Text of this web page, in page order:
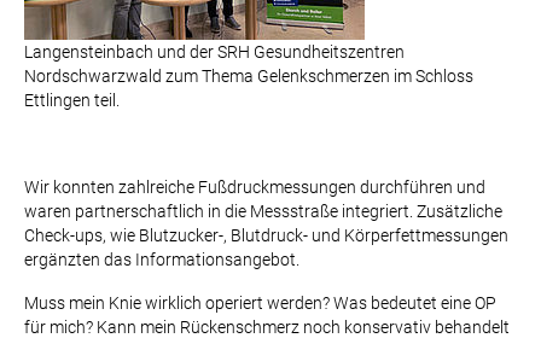
Langensteinbach und der SRH Gesundheitszentren
Nordschwarzwald zum Thema Gelenkschmerzen im Schloss
Ettlingen teil.
Wir konnten zahlreiche Fußdruckmessungen durchführen und
waren partnerschaftlich in die Messstraße integriert. Zusätzliche
Check-ups, wie Blutzucker-, Blutdruck- und Körperfettmessungen
ergänzten das Informationsangebot.
Muss mein Knie wirklich operiert werden? Was bedeutet eine OP
für mich? Kann mein Rückenschmerz noch konservativ behandelt